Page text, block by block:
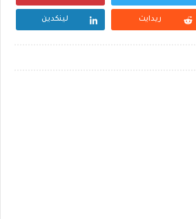
ريدايت لينكدين